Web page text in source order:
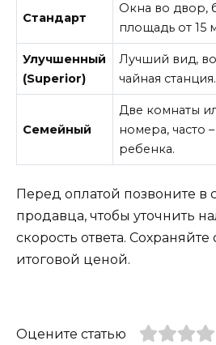
Стандарт
Окна во двор,
площадь от 15
Улучшенный
(Superior)
Лучший вид,
чайная станция.
Семейный
Две комнаты
номера, часто
ребенка.
Перед оплатой позвоните
продавца, чтобы уточнить
скорость ответа.
итоговой ценой.
Оцените статью